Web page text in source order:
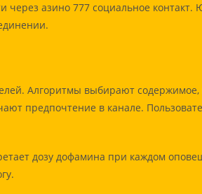
азино 777 социальное
Алгоритмы выбирают
предпочтение в канале.
дозу дофамина при каждом